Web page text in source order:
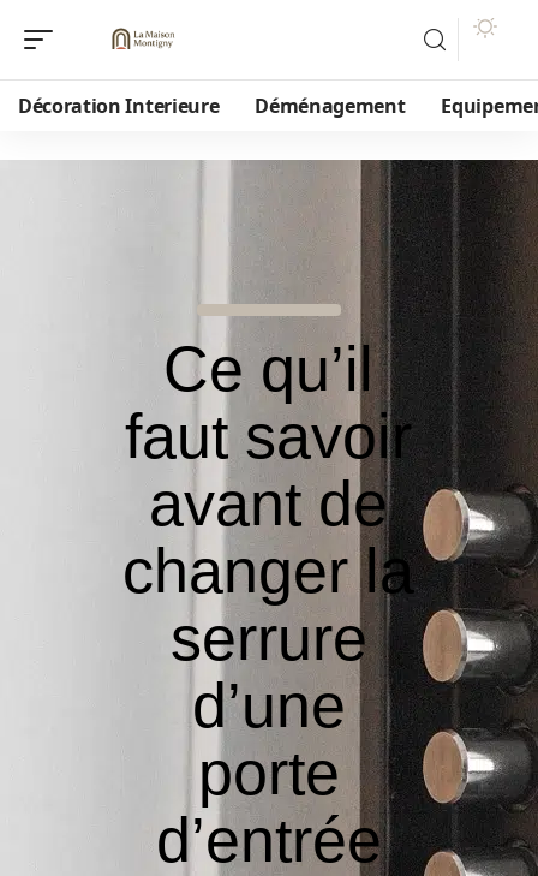
Décoration Interieure Déménagement
Ce qu’il
faut savoir
avant de
changer la
serrure
d’une
porte
d’entrée